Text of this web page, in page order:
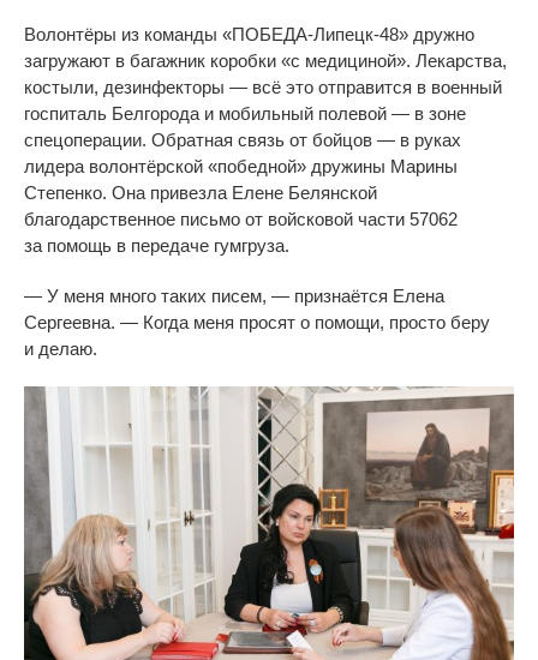
Волонтёры из команды «ПОБЕДА-Липецк-48» дружно
загружают в багажник коробки «с медициной». Лекарства,
костыли, дезинфекторы — всё это отправится в военный
госпиталь Белгорода и мобильный полевой — в зоне
спецоперации. Обратная связь от бойцов — в руках
лидера волонтёрской «победной» дружины Марины
Степенко. Она привезла Елене Белянской
благодарственное письмо от войсковой части 57062
за помощь в передаче гумгруза.
— У меня много таких писем, — признаётся Елена
Сергеевна. — Когда меня просят о помощи, просто беру
и делаю.